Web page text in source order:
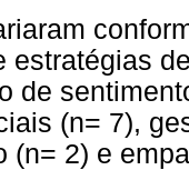
estratégias
de
(n= 7),
(n= 2) e